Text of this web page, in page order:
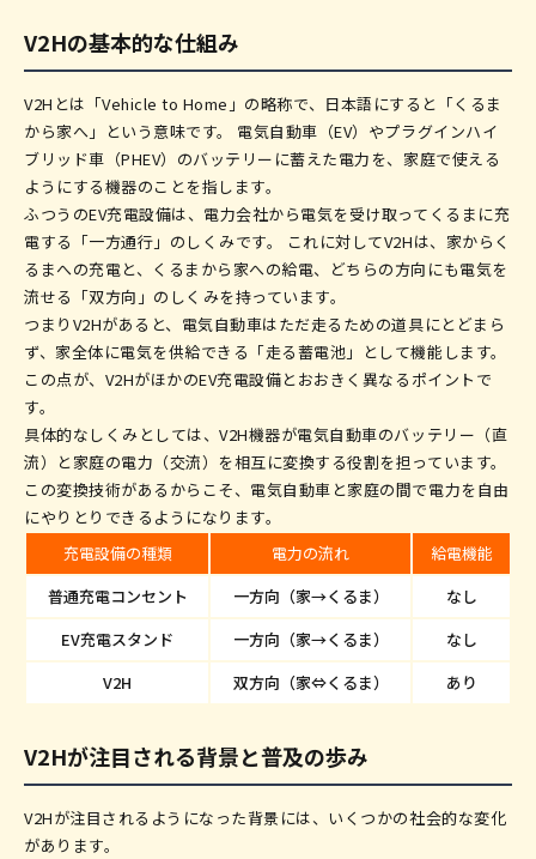
太陽光蓄電池連系タイプか単機能タイプかを選ぶ
全回路バックアップか特定回路バックアップかを
検討する
自立運転時の最大出力を確認する
初期費用の相場と内訳
設置工事の内容と注意点
補助金・助成金を活用してコストを抑える方法
V2Hの基本的な仕組み
V2Hとは「Vehicle to Home」の略称で、日本語にすると「くるま
から家へ」という意味です。 電気自動車（EV）やプラグインハイ
ブリッド車（PHEV）のバッテリーに蓄えた電力を、家庭で使える
ようにする機器のことを指します。
ふつうのEV充電設備は、電力会社から電気を受け取ってくるまに充
電する「一方通行」のしくみです。 これに対してV2Hは、家からく
るまへの充電と、くるまから家への給電、どちらの方向にも電気を
流せる「双方向」のしくみを持っています。
つまりV2Hがあると、電気自動車はただ走るための道具にとどまら
ず、家全体に電気を供給できる「走る蓄電池」として機能します。
この点が、V2HがほかのEV充電設備とおおきく異なるポイントで
す。
具体的なしくみとしては、V2H機器が電気自動車のバッテリー（直
流）と家庭の電力（交流）を相互に変換する役割を担っています。
この変換技術があるからこそ、電気自動車と家庭の間で電力を自由
にやりとりできるようになります。
充電設備の種類
電力の流れ
給電機能
普通充電コンセント
一方向（家→くるま）
なし
EV充電スタンド
一方向（家→くるま）
なし
V2H
双方向（家⇔くるま） あり
V2Hが注目される背景と普及の歩み
V2Hが注目されるようになった背景には、いくつかの社会的な変化
があります。